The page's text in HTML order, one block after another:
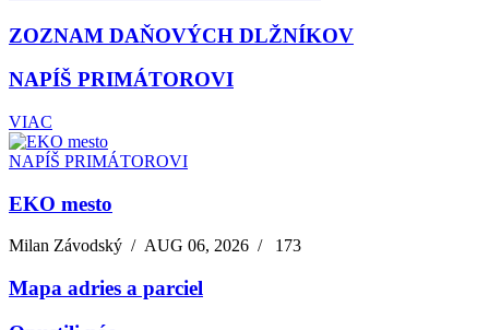
ZOZNAM DAŇOVÝCH DLŽNÍKOV
NAPÍŠ PRIMÁTOROVI
VIAC
NAPÍŠ PRIMÁTOROVI
EKO mesto
Milan Závodský /AUG 06, 2026 / 173
Mapa adries a parciel